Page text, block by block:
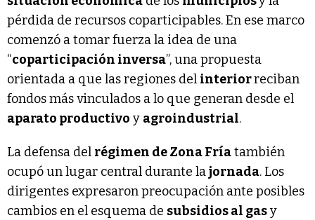
pérdida de recursos coparticipables. En ese marco
comenzó a tomar fuerza la idea de una
“coparticipación inversa”, una propuesta
orientada a que las regiones del interiorreciban
fondos más vinculados a lo que generan desde el
aparato productivo y agroindustrial.
La defensa del régimen de Zona Fríatambién
ocupó un lugar central durante lajornada. Los
dirigentes expresaron preocupación ante posibles
cambios en el esquema de subsidios al gasy